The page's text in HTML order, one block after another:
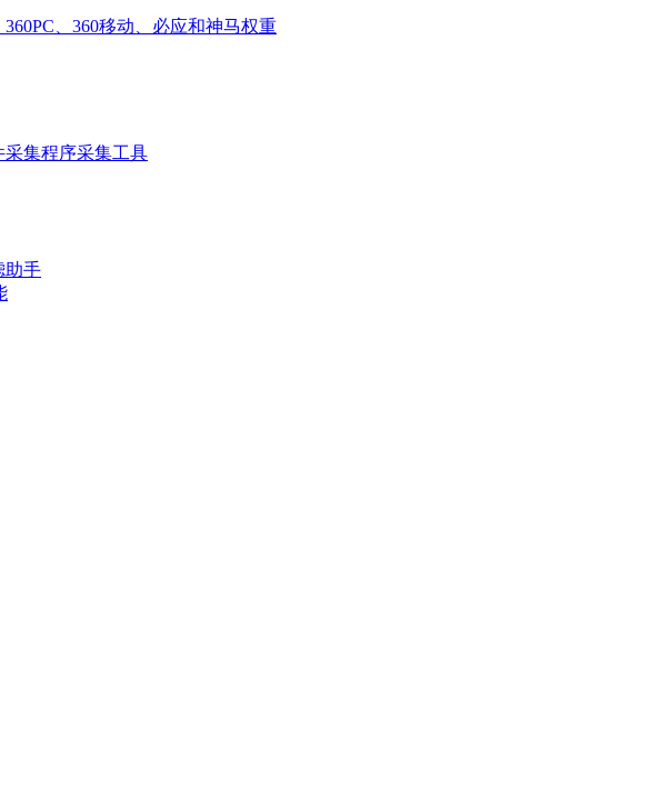
、360移动、必应和神马权重
采集程序采集工具
助手